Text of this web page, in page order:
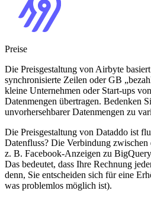
Preise
Die Preisgestaltung von Airbyte
synchronisierte Zeilen oder GB
kleine Unternehmen oder Start-ups
Datenmengen übertragen. Bedenken
unvorhersehbarer Datenmengen zu
Die Preisgestaltung von Dataddo ist
Datenfluss? Die Verbindung
z. B. Facebook-Anzeigen zu
Das bedeutet, dass Ihre Rechnung
denn, Sie entscheiden sich für eine
was problemlos möglich ist).